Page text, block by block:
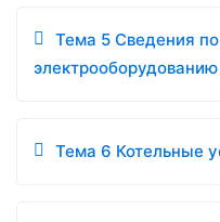
Тема 5 Сведения по
электрооборудованию
Тема 6 Котельные